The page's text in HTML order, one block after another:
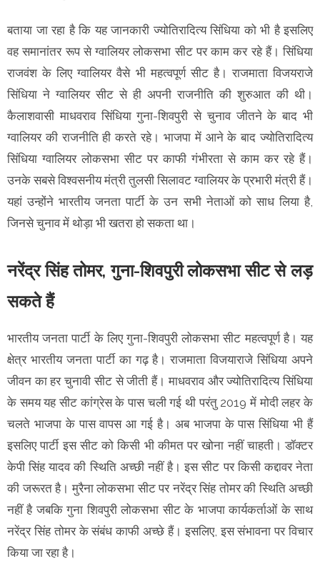
बताया जा रहा है कि यह जानकारी ज्योतिरादित्य सिंधिया को भी है इसलिए
वह समानांतर रूप से ग्वालियर लोकसभा सीट पर काम कर रहे हैं। सिंधिया
राजवंश के लिए ग्वालियर वैसे भी महत्वपूर्ण सीट है। राजमाता विजयराजे
सिंधिया ने ग्वालियर सीट से ही अपनी राजनीति की शुरुआत की थी।
कैलाशवासी माधवराव सिंधिया गुना-शिवपुरी से चुनाव जीतने के बाद भी
ग्वालियर की राजनीति ही करते रहे। भाजपा में आने के बाद ज्योतिरादित्य
सिंधिया ग्वालियर लोकसभा सीट पर काफी गंभीरता से काम कर रहे हैं।
उनके सबसे विश्वसनीय मंत्री तुलसी सिलावट ग्वालियर के प्रभारी मंत्री हैं।
यहां उन्होंने भारतीय जनता पार्टी के उन सभी नेताओं को साध लिया है,
जिनसे चुनाव में थोड़ा भी खतरा हो सकता था।
नरेंद्र सिंह तोमर, गुना-शिवपुरी लोकसभा सीट से लड़
सकते हैं
भारतीय जनता पार्टी के लिए गुना-शिवपुरी लोकसभा सीट महत्वपूर्ण है। यह
क्षेत्र भारतीय जनता पार्टी का गढ़ है। राजमाता विजयाराजे सिंधिया अपने
जीवन का हर चुनावी सीट से जीती हैं। माधवराव और ज्योतिरादित्य सिंधिया
के समय यह सीट कांग्रेस के पास चली गई थी परंतु 2019 में मोदी लहर के
चलते भाजपा के पास वापस आ गई है। अब भाजपा के पास सिंधिया भी हैं
इसलिए पार्टी इस सीट को किसी भी कीमत पर खोना नहीं चाहती। डॉक्टर
केपी सिंह यादव की स्थिति अच्छी नहीं है। इस सीट पर किसी कद्दावर नेता
की जरूरत है। मुरैना लोकसभा सीट पर नरेंद्र सिंह तोमर की स्थिति अच्छी
नहीं है जबकि गुना शिवपुरी लोकसभा सीट के भाजपा कार्यकर्ताओं के साथ
नरेंद्र सिंह तोमर के संबंध काफी अच्छे हैं। इसलिए, इस संभावना पर विचार
किया जा रहा है।